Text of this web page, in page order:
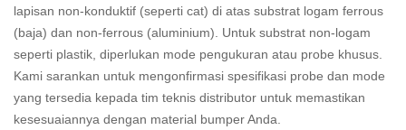
lapisan non-konduktif (seperti cat) di atas substrat logam ferrous
(baja) dan non-ferrous (aluminium). Untuk substrat non-logam
seperti plastik, diperlukan mode pengukuran atau probe khusus.
Kami sarankan untuk mengonfirmasi spesifikasi probe dan mode
yang tersedia kepada tim teknis distributor untuk memastikan
kesesuaiannya dengan material bumper Anda.